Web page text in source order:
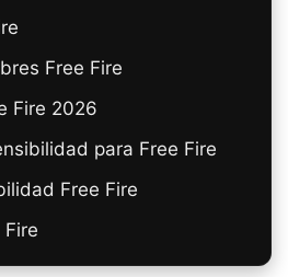
Free Fire
Fire 2026
para Free Fire
Free Fire